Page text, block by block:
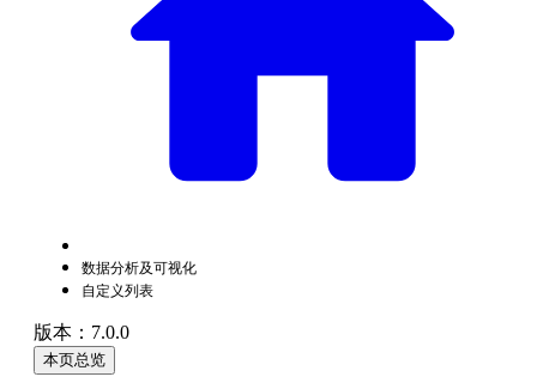
数据分析及可视化
自定义列表
版本：7.0.0
本页总览